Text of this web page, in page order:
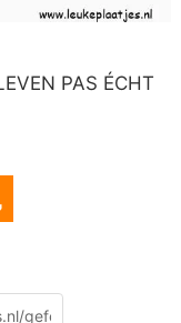
PAS ÉCHT